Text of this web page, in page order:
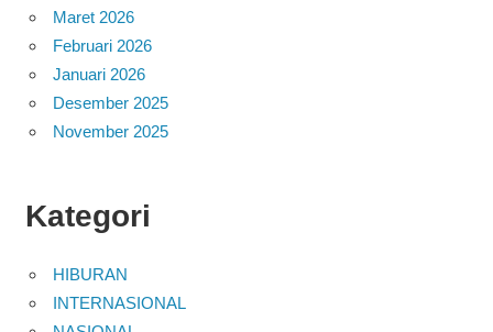
Maret 2026
Februari 2026
Januari 2026
Desember 2025
November 2025
Kategori
HIBURAN
INTERNASIONAL